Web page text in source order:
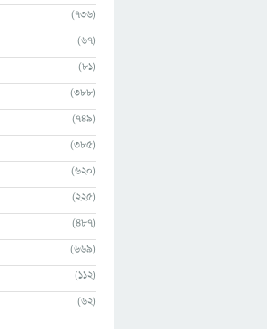
(736)
(67)
(81)
(388)
(749)
(385)
(620)
(225)
(487)
(669)
(112)
(62)